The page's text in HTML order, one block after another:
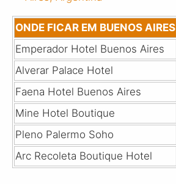
ONDE FICAR EM BUENOS AIRES
Emperador Hotel Buenos Aires
Alverar Palace Hotel
Faena Hotel Buenos Aires
Mine Hotel Boutique
Pleno Palermo Soho
Arc Recoleta Boutique Hotel